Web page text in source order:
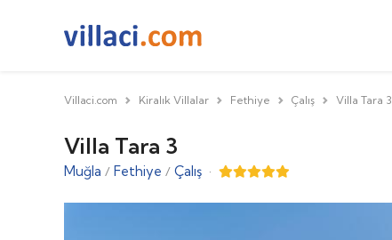
Villaci.com Kiralık Villalar Fethiye Çalış Villa Tara 3
Villa Tara 3
Muğla / Fethiye / Çalış ·